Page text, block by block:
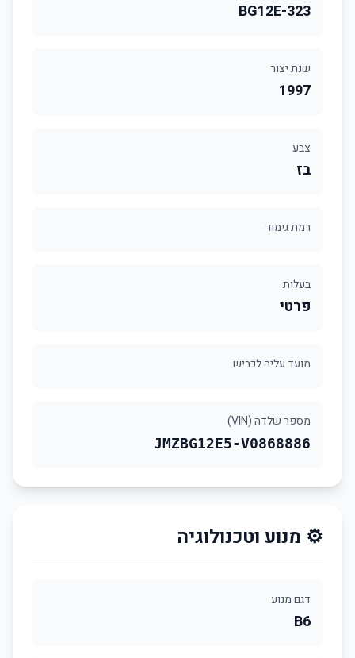
323-BG12E
שנת יצור
1997
צבע
בז
רמת גימור
בעלות
פרטי
מועד עליה לכביש
מספר שלדה (VIN)
JMZBG12E5-V0868886
⚙️ מנוע וטכנולוגיה
דגם מנוע
B6